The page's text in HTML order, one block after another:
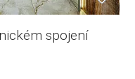
spojení